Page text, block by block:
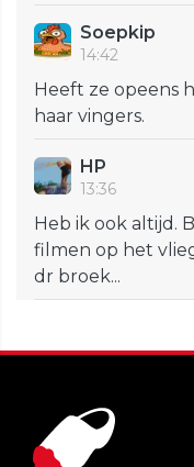
Soepkip
14:42
Heeft ze opeens
haar vingers.
HP
13:36
Heb ik ook altijd.
filmen op het
dr broek...